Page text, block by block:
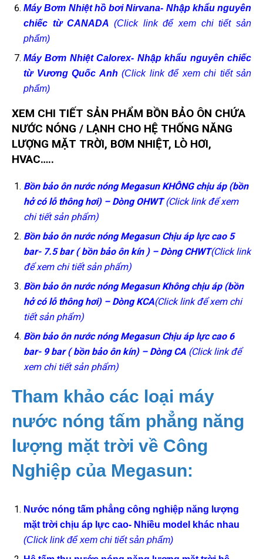
Máy Bơm Nhiệt hồ bơi Nirvana- Nhập khẩu nguyên
chiếc từ CANADA (Click link để xem chi tiết sản
phẩm)
Máy Bơm Nhiệt Calorex- Nhập khẩu nguyên chiếc
từ Vương Quốc Anh (Click link để xem chi tiết sản
phẩm)
XEM CHI TIẾT SẢN PHẨM BỒN BẢO ÔN CHỨA
NƯỚC NÓNG / LẠNH CHO HỆ THỐNG NĂNG
LƯỢNG MẶT TRỜI, BƠM NHIỆT, LÒ HƠI,
HVAC…..
Bồn bảo ôn nước nóng Megasun KHÔNG chịu áp (bồn
hở có lỗ thông hơi) – Dòng OHWT(Click link để xem
chi tiết sản phẩm)
Bồn bảo ôn nước nóng Megasun Chịu áp lực cao 5
bar- 7.5 bar( bồn bảo ôn kín ) – Dòng CHWT(Click link
để xem chi tiết sản phẩm)
Bồn bảo ôn nước nóng Megasun Không chịu áp (bồn
hở có lỗ thông hơi) – Dòng KCA(Click link để xem chi
tiết sản phẩm)
Bồn bảo ôn nước nóng Megasun Chịu áp lực cao 6
bar- 9 bar ( bồn bảo ôn kín) – Dòng CA (Click link để
xem chi tiết sản phẩm)
Tham khảo các loại máy
nước nóng tấm phẳng năng
lượng mặt trời về Công
Nghiệp của Megasun:
Nước nóng tấm phẳng công nghiệp năng lượng
mặt trời chịu áp lực cao- Nhiều model khác nhau
(Click link để xem chi tiết sản phẩm)